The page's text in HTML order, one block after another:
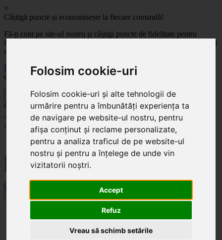
Folosim cookie-uri
Folosim cookie-uri și alte tehnologii de
urmărire pentru a îmbunătăți experiența ta
de navigare pe website-ul nostru, pentru
afișa conținut și reclame personalizate,
pentru a analiza traficul de pe website-ul
nostru și pentru a înțelege de unde vin
vizitatorii noștri.
Accept
Refuz
Vreau să schimb setările
×
Câștigă puncte și economisește la fiecare comandă!
Fă-ți cont pe site-ul nostru și câștigi puncte de fidelitate pentru
fiecare comandă! Cu cât comanzi mai mult, cu atât economisești mai
mult!
Înregistrează-te acum
Celoplast
Celoplast
Transportul este GRATUIT pentru comenzile mai mari de 350 Lei. Comanda minimă în
valoare de 100 Lei. Expediere în 1 - 2 zile lucrătoare.
0
Categorii